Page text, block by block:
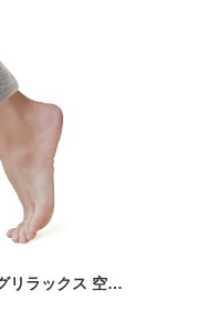
【母の日】ふくらはぎリラックス エアーレッグリラックス 空気圧 温熱 Liaolee ふくらはぎケア コードレスUSB充電式 3モード 3段階強度 3段階温度 操作簡単 サイズ幅調整可 家庭用 男女兼用 誕生日 クリスマス プレゼント 敬老日 ギフト 母の日 父の日 日本語取扱説明書 持ち運び便利 (2個)